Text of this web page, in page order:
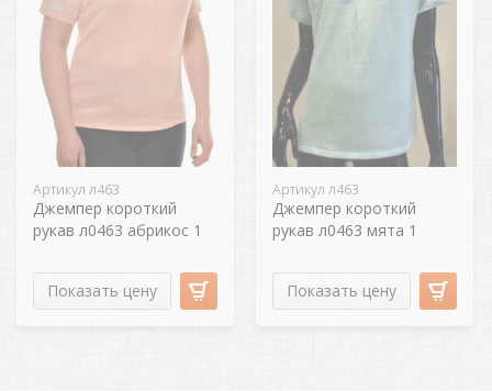
Артикул л463
Джемпер короткий
рукав л0463 абрикос 1
Показать цену
Артикул л463
Джемпер короткий
рукав л0463 мята 1
Показать цену